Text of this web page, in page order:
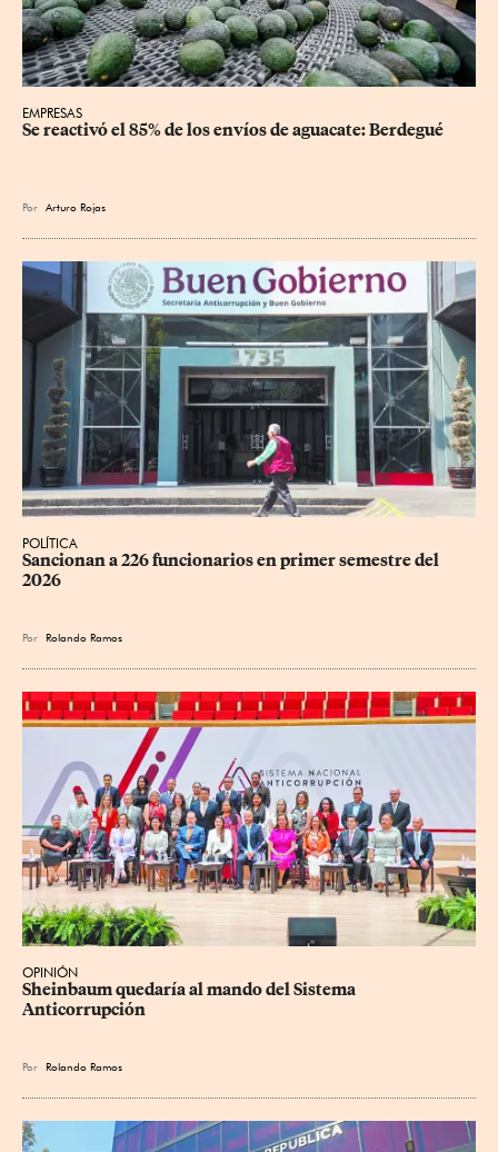
EMPRESAS
Se reactivó el 85% de los envíos de aguacate: Berdegué
Por Arturo Rojas
POLÍTICA
Sancionan a 226 funcionarios en primer semestre del
2026
Por Rolando Ramos
OPINIÓN
Sheinbaum quedaría al mando del Sistema
Anticorrupción
Por Rolando Ramos